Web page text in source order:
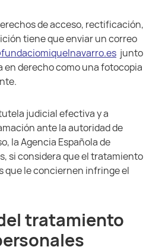
de acceso, rectificación,
tiene que enviar un correo
junto
en derecho como una fotocopia
judicial efectiva y a
ante la autoridad de
la Agencia Española de
si considera que el tratamiento
que le conciernen infringe el
tratamiento